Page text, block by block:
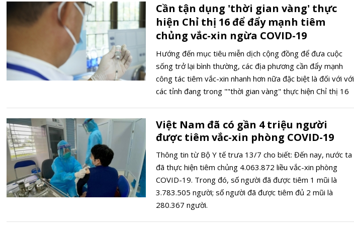
Cần tận dụng 'thời gian vàng' thực
hiện Chỉ thị 16 để đẩy mạnh tiêm
chủng vắc-xin ngừa COVID-19
Hướng đến mục tiêu miễn dịch cộng đồng để đưa cuộc
sống trở lại bình thường, các địa phương cần đẩy mạnh
công tác tiêm vắc-xin nhanh hơn nữa đặc biệt là đối với với
các tỉnh đang trong ""thời gian vàng" thực hiện Chỉ thị 16
Việt Nam đã có gần 4 triệu người
được tiêm vắc-xin phòng COVID-19
Thông tin từ Bộ Y tế trưa 13/7 cho biết: Đến nay, nước ta
đã thực hiện tiêm chủng 4.063.872 liều vắc-xin phòng
COVID-19. Trong đó, số người đã được tiêm 1 mũi là
3.783.505 người; số người đã được tiêm đủ 2 mũi là
280.367 người.